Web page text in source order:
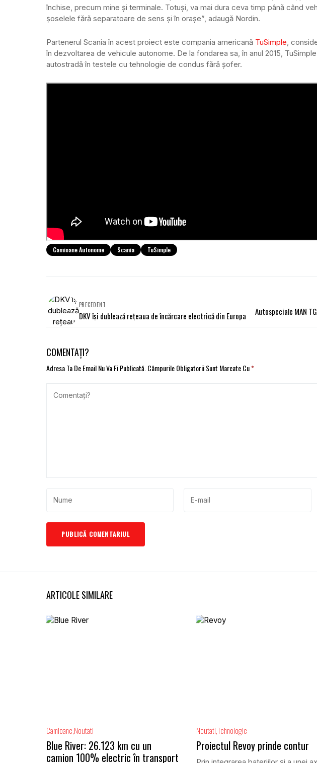
închise, precum mine și terminale. Totuși, va mai dura ceva timp până când
șoselele fără separatoare de sens și în orașe”, adaugă Nordin.
Partenerul Scania în acest proiect este compania americană TuSimple ,
în dezvoltarea de vehicule autonome. De la fondarea sa, în anul 2015,
autostradă în testele cu tehnologie de condus fără șofer.
Camioane Autonome Scania TuSimple
PRECEDENT
DKV își dublează rețeaua de încărcare electrică din Europa
Autospeciale MAN
COMENTAȚI?
Adresa Ta De Email Nu Va Fi Publicată. Câmpurile Obligatorii Sunt Marcate Cu*
ARTICOLE SIMILARE
Camioane Noutati
Blue River: 26.123 km cu un
camion 100% electric în transport
NoutatiTehnologie
Proiectul Revoy prinde contur